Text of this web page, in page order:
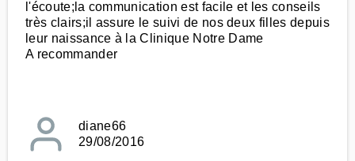
l'écoute;la communication est facile et les conseils
très clairs;il assure le suivi de nos deux filles depuis
leur naissance à la Clinique Notre Dame
A recommander
diane66
29/08/2016